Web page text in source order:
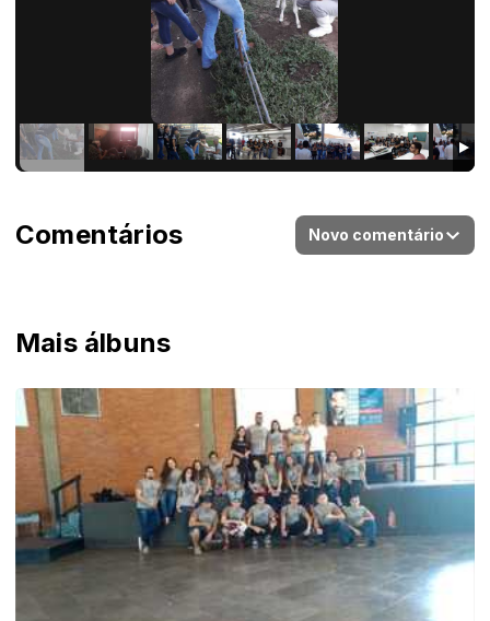
Mais álbuns
Comentários Novo comentário